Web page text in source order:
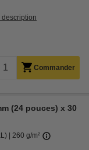
description
Commander
(24 pouces) x 30
260 g/m²